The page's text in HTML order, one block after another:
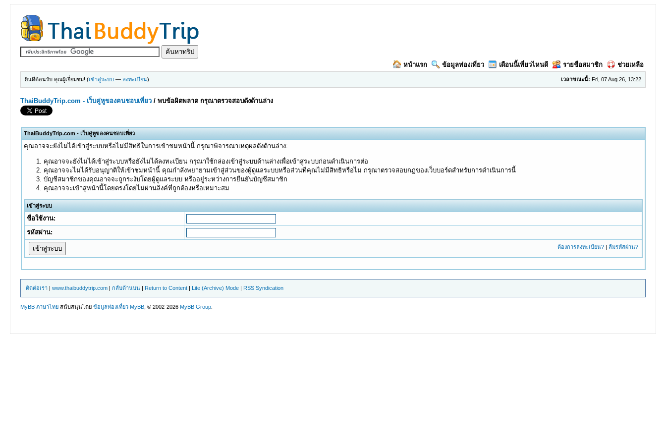
หน้าแรก ข้อมูลท่องเที่ยว เดือนนี้เที่ยวไหนดี รายชื่อสมาชิก ช่วยเหลือ
เวลาขณะนี้: Fri, 07 Aug 26, 13:22
ยินดีต้อนรับ คุณผู้เยี่ยมชม! (เข้าสู่ระบบ — ลงทะเบียน)
ThaiBuddyTrip.com - เว็บคู่หูของคนชอบเที่ยว /พบข้อผิดพลาด กรุณาตรวจสอบดังด้านล่าง
ThaiBuddyTrip.com - เว็บคู่หูของคนชอบเที่ยว
คุณอาจจะยังไม่ได้เข้าสู่ระบบหรือไม่มีสิทธิในการเข้าชมหน้านี้ กรุณาพิจารณาเหตุผลดังด้านล่าง:
คุณอาจจะยังไม่ได้เข้าสู่ระบบหรือยังไม่ได้ลงทะเบียน กรุณาใช้กล่องเข้าสู่ระบบด้านล่างเพื่อเข้าสู่ระบบก่อนดำเนินการต่อ
คุณอาจจะไม่ได้รับอนุญาติให้เข้าชมหน้านี้ คุณกำลังพยายามเข้าสู่ส่วนของผู้ดูแลระบบหรือส่วนที่คุณไม่มีสิทธิหรือไม่ กรุณาตรวจสอบกฎของเว็บบอร์ดสำหรับการดำเนินการนี้
บัญชีสมาชิกของคุณอาจจะถูกระงับโดยผู้ดูแลระบบ หรืออยู่ระหว่างการยืนยันบัญชีสมาชิก
คุณอาจจะเข้าสู่หน้านี้โดยตรงโดยไม่ผ่านลิงค์ที่ถูกต้องหรือเหมาะสม
เข้าสู่ระบบ
ชื่อใช้งาน:
รหัสผ่าน:
ต้องการลงทะเบียน?| ลืมรหัสผ่าน?
ติดต่อเรา |www.thaibuddytrip.com |กลับด้านบน | Return to Content | Lite (Archive) Mode | RSS Syndication
MyBB ภาษาไทย สนับสนุนโดยข้อมูลท่องเที่ยว MyBB , © 2002-2026MyBB Group